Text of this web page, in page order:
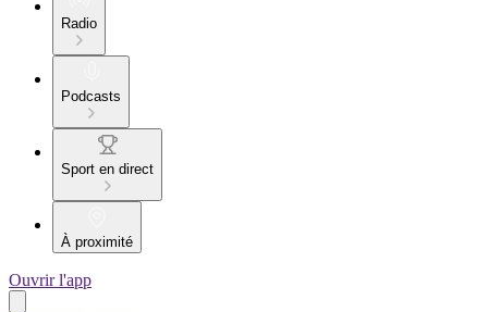
Radio
Podcasts
Sport en direct
À proximité
Ouvrir l'app